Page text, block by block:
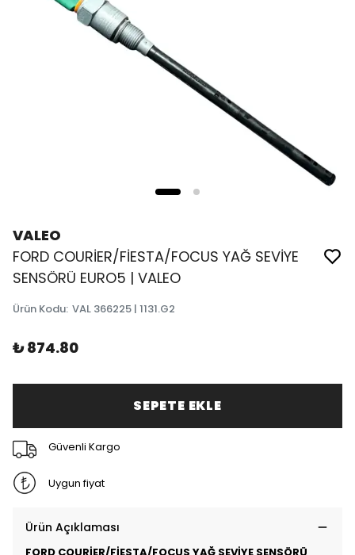
VALEO
FORD COURİER/FİESTA/FOCUS YAĞ SEVİYE
SENSÖRÜ EURO5 | VALEO
Ürün Kodu: VAL 366225 | 1131.G2
₺ 874.80
SEPETE EKLE
Güvenli Kargo
Uygun fiyat
Ürün Açıklaması